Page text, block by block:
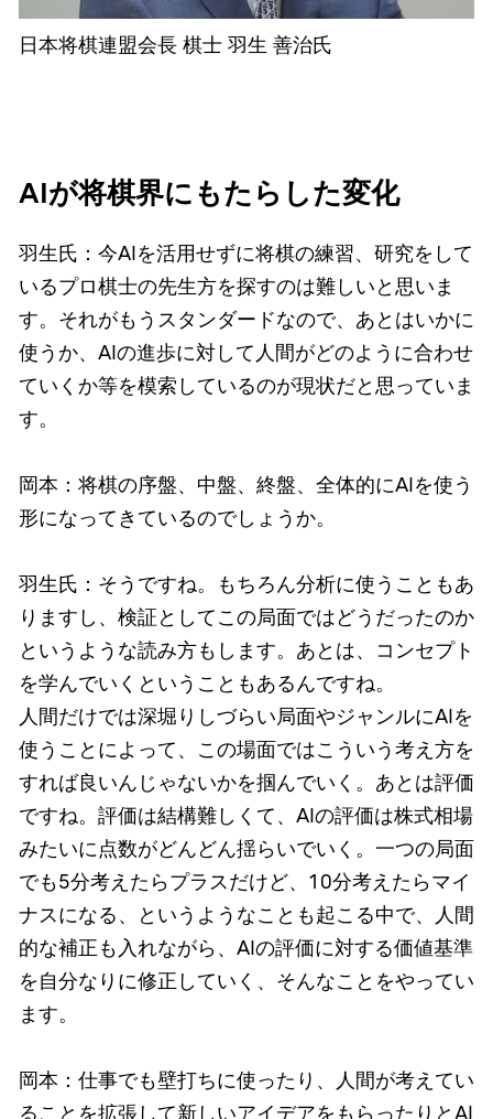
日本将棋連盟会長 棋士 羽生 善治氏
AIが将棋界にもたらした変化
羽生氏：今AIを活用せずに将棋の練習、研究をして
いるプロ棋士の先生方を探すのは難しいと思いま
す。それがもうスタンダードなので、あとはいかに
使うか、AIの進歩に対して人間がどのように合わせ
ていくか等を模索しているのが現状だと思っていま
す。
岡本：将棋の序盤、中盤、終盤、全体的にAIを使う
形になってきているのでしょうか。
羽生氏：そうですね。もちろん分析に使うこともあ
りますし、検証としてこの局面ではどうだったのか
というような読み方もします。あとは、コンセプト
を学んでいくということもあるんですね。
人間だけでは深堀りしづらい局面やジャンルにAIを
使うことによって、この場面ではこういう考え方を
すれば良いんじゃないかを掴んでいく。あとは評価
ですね。評価は結構難しくて、AIの評価は株式相場
みたいに点数がどんどん揺らいでいく。一つの局面
でも5分考えたらプラスだけど、10分考えたらマイ
ナスになる、というようなことも起こる中で、人間
的な補正も入れながら、AIの評価に対する価値基準
を自分なりに修正していく、そんなことをやってい
ます。
岡本：仕事でも壁打ちに使ったり、人間が考えてい
ることを拡張して新しいアイデアをもらったりとAI